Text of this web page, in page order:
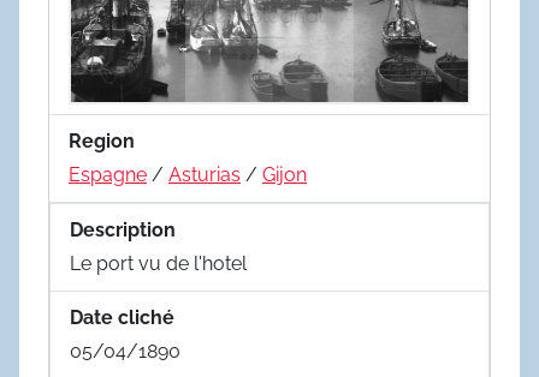
Region
Espagne / Asturias / Gijon
Description
Le port vu de l'hotel
Date cliché
05/04/1890